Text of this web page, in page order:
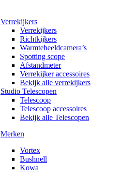
Verrekijkers
Verrekijkers
Richtkijkers
Warmtebeeldcamera’s
Spotting scope
Afstandmeter
Verrekijker accessoires
Bekijk alle verrekijkers
Studio Telescopen
Telescoop
Telescoop accessoires
Bekijk alle Telescopen
Merken
Vortex
Bushnell
Kowa